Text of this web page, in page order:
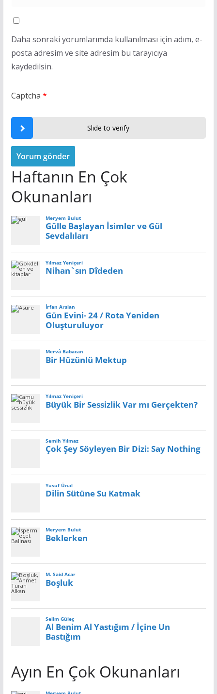
Daha sonraki yorumlarımda kullanılması için adım, e-
posta adresim ve site adresim bu tarayıcıya
kaydedilsin.
Captcha *
Slide to verify
Haftanın En Çok
Okunanları
Ayın En Çok Okunanları